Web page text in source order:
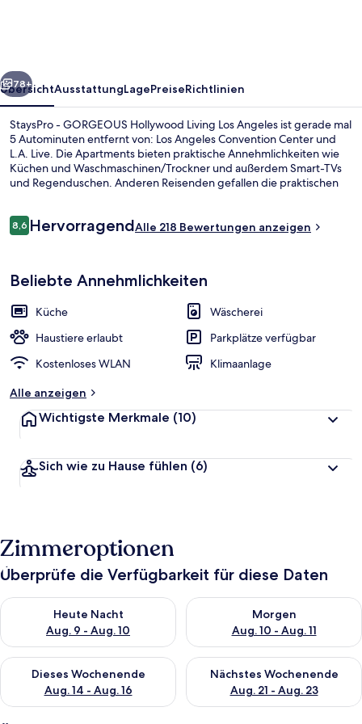
Angeles
Weiter
78+
ÜbersichtAusstattungLagePreiseRichtlinien
StaysPro - GORGEOUS Hollywood Living Los Angeles ist gerade mal
5 Autominuten entfernt von: Los Angeles Convention Center und
L.A. Live. Die Apartments bieten praktische Annehmlichkeiten wie
Küchen und Waschmaschinen/Trockner und außerdem Smart-TVs
und Regenduschen. Anderen Reisenden gefallen die praktischen
entfernt: Zur U-Bahn (Station Wilshire - Vermont) sind es 10
Bewertungen
8,68,6 von 10.
HervorragendAlle 218 Bewertungen anzeigen
Beliebte Annehmlichkeiten
Küche
Wäscherei
Haustiere erlaubt
Parkplätze verfügbar
Kostenloses WLAN
Klimaanlage
Alle anzeigen
Wichtigste Merkmale (10)
Sich wie zu Hause fühlen (6)
Zimmeroptionen
Überprüfe die Verfügbarkeit für diese Daten
Heute Nacht
Aug. 9 - Aug. 10
Überprüfe die Verfügbarkeit für heute Nacht, Aug. 9 - Aug.
Morgen
Aug. 10 - Aug. 11
Überprüfe die Verfügbarkeit
Dieses Wochenende
Aug. 14 - Aug. 16
Überprüfe die Verfügbarkeit für dieses Wochenende, Aug. 14
Nächstes Wochenende
Aug. 21 - Aug. 23
Überprüfe die Verfügbarkeit